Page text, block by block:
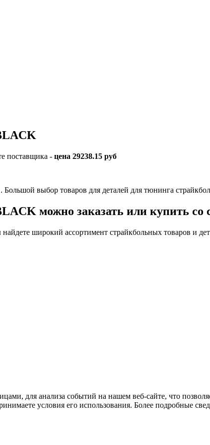
поставщика - цена 29238.15 руб
выбор товаров для деталей для тюнинга
можно заказать или купить со
широкий ассортимент страйкбольных товаров и
для анализа событий на нашем веб-сайте, что
условия его использования. Более подробные